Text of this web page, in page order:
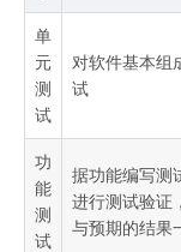
单
元
测
试
对软件基本组
试
功
能
测
试
据功能编写测
进行测试验证
与预期的结果